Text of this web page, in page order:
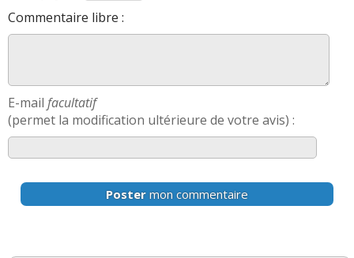
Commentaire libre :
E-mail facultatif
(permet la modification ultérieure de votre avis) :
Poster mon commentaire